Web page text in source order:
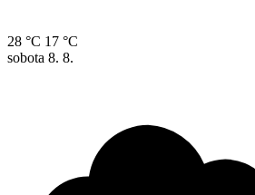
28 °C 17 °C
sobota 8. 8.